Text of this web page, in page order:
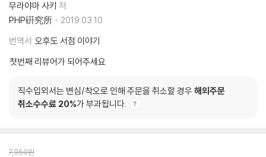
무라야마 사키 저
PHP硏究所
2019.03.10.
번역서 오후도 서점 이야기
첫번째 리뷰어가 되어주세요
직수입외서는 변심/착오로 인해 주문을 취소할 경우 해외주문
취소수수료 20%가 부과됩니다.
7,950원